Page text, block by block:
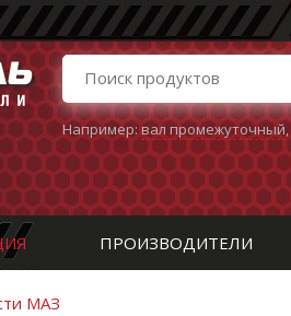
Например:вал промежуточный,
ПРОИЗВОДИТЕЛИ
МАЗ